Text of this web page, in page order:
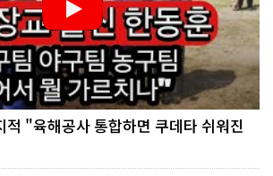
적 "육해공사 통합하면 쿠데타 쉬워진